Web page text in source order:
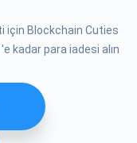
için Blockchain Cuties
kadar para iadesi alın